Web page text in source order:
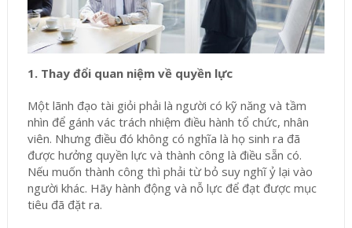
1. Thay đổi quan niệm về quyền lực
Một lãnh đạo tài giỏi phải là người có kỹ năng và tầm
nhìn để gánh vác trách nhiệm điều hành tổ chức, nhân
viên. Nhưng điều đó không có nghĩa là họ sinh ra đã
được hưởng quyền lực và thành công là điều sẵn có.
Nếu muốn thành công thì phải từ bỏ suy nghĩ ỷ lại vào
người khác. Hãy hành động và nỗ lực để đạt được mục
tiêu đã đặt ra.